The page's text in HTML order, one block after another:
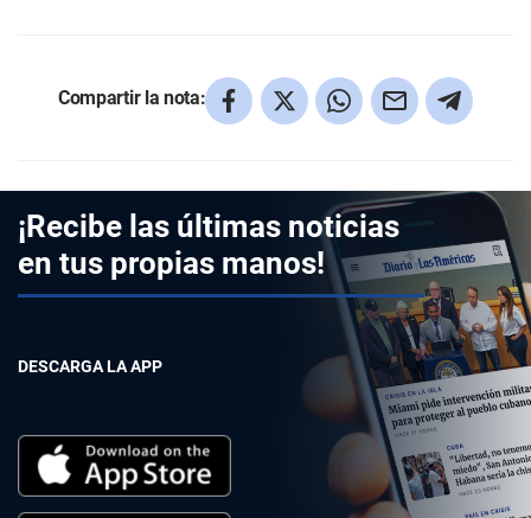
Compartir la nota:
¡Recibe las últimas noticias
en tus propias manos!
DESCARGA LA APP